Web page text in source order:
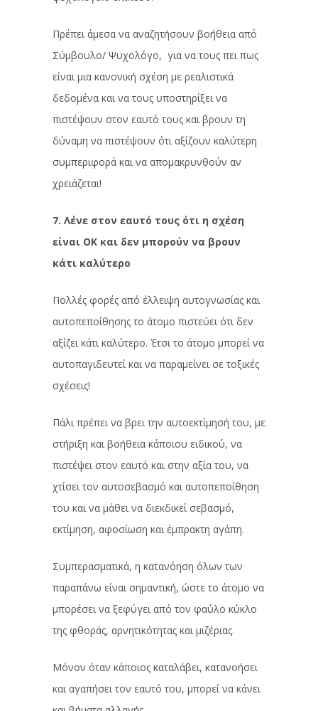
Πρέπει άμεσα να αναζητήσουν βοήθεια από
Σύμβουλο/ Ψυχολόγο, για να τους πει πως
είναι μια κανονική σχέση με ρεαλιστικά
δεδομένα και να τους υποστηρίξει να
πιστέψουν στον εαυτό τους και βρουν τη
δύναμη να πιστέψουν ότι αξίζουν καλύτερη
συμπεριφορά και να απομακρυνθούν αν
χρειάζεται!
7. Λένε στον εαυτό τους ότι η σχέση
είναι ΟΚ και δεν μπορούν να βρουν
κάτι καλύτερο
Πολλές φορές από έλλειψη αυτογνωσίας και
αυτοπεποίθησης το άτομο πιστεύει ότι δεν
αξίζει κάτι καλύτερο. Έτσι το άτομο μπορεί να
αυτοπαγιδευτεί και να παραμείνει σε τοξικές
σχέσεις!
Πάλι πρέπει να βρει την αυτοεκτίμησή του, με
στήριξη και βοήθεια κάποιου ειδικού, να
πιστέψει στον εαυτό και στην αξία του, να
χτίσει τον αυτοσεβασμό και αυτοπεποίθηση
του και να μάθει να διεκδικεί σεβασμό,
εκτίμηση, αφοσίωση και έμπρακτη αγάπη.
Συμπερασματικά, η κατανόηση όλων των
παραπάνω είναι σημαντική, ώστε το άτομο να
μπορέσει να ξεφύγει από τον φαύλο κύκλο
της φθοράς, αρνητικότητας και μιζέριας.
Μόνον όταν κάποιος καταλάβει, κατανοήσει
και αγαπήσει τον εαυτό του, μπορεί να κάνει